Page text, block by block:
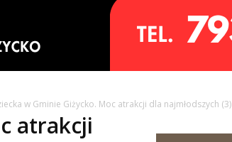
w Gminie Giżycko. Moc atrakcji dla najmłodszych (3)
atrakcji